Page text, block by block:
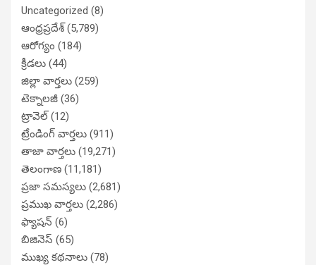
Uncategorized (8)
ఆంధ్రప్రదేశ్(5,789)
ఆరోగ్యం (184)
క్రీడలు (44)
జిల్లా వార్తలు (259)
టెక్నాలజీ (36)
ట్రావెల్(12)
ట్రేండింగ్ వార్తలు (911)
తాజా వార్తలు (19,271)
తెలంగాణ (11,181)
ప్రజా సమస్యలు (2,681)
ప్రముఖ వార్తలు (2,286)
ఫ్యాషన్ (6)
బిజినెస్ (65)
ముఖ్య కథనాలు (78)